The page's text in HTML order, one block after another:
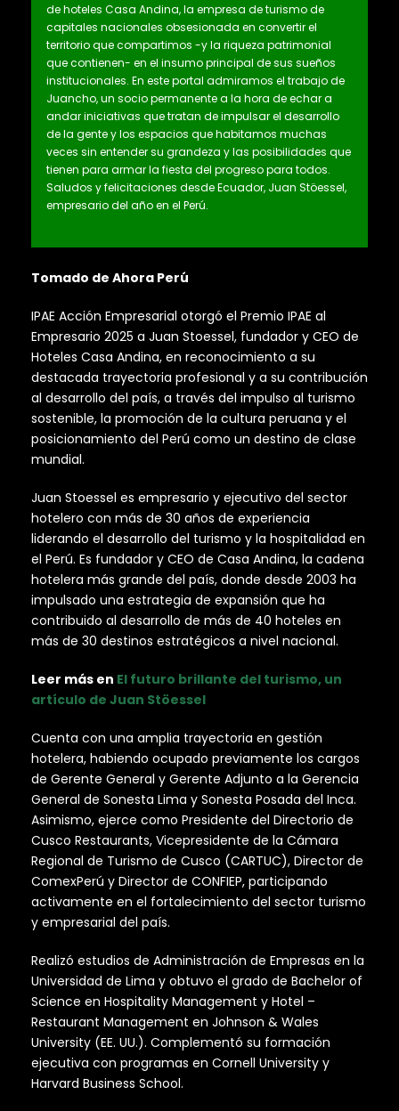
de hoteles Casa Andina, la empresa de turismo de
capitales nacionales obsesionada en convertir el
territorio que compartimos -y la riqueza patrimonial
que contienen- en el insumo principal de sus sueños
institucionales. En este portal admiramos el trabajo de
Juancho, un socio permanente a la hora de echar a
andar iniciativas que tratan de impulsar el desarrollo
de la gente y los espacios que habitamos muchas
veces sin entender su grandeza y las posibilidades que
tienen para armar la fiesta del progreso para todos.
Saludos y felicitaciones desde Ecuador, Juan Stöessel,
empresario del año en el Perú.
Tomado de Ahora Perú
IPAE Acción Empresarial otorgó el Premio IPAE al
Empresario 2025 a Juan Stoessel, fundador y CEO de
Hoteles Casa Andina, en reconocimiento a su
destacada trayectoria profesional y a su contribución
al desarrollo del país, a través del impulso al turismo
sostenible, la promoción de la cultura peruana y el
posicionamiento del Perú como un destino de clase
mundial.
Juan Stoessel es empresario y ejecutivo del sector
hotelero con más de 30 años de experiencia
liderando el desarrollo del turismo y la hospitalidad en
el Perú. Es fundador y CEO de Casa Andina, la cadena
hotelera más grande del país, donde desde 2003 ha
impulsado una estrategia de expansión que ha
contribuido al desarrollo de más de 40 hoteles en
más de 30 destinos estratégicos a nivel nacional.
Leer más en El futuro brillante del turismo, un
artículo de Juan Stöessel
Cuenta con una amplia trayectoria en gestión
hotelera, habiendo ocupado previamente los cargos
de Gerente General y Gerente Adjunto a la Gerencia
General de Sonesta Lima y Sonesta Posada del Inca.
Asimismo, ejerce como Presidente del Directorio de
Cusco Restaurants, Vicepresidente de la Cámara
Regional de Turismo de Cusco (CARTUC), Director de
ComexPerú y Director de CONFIEP, participando
activamente en el fortalecimiento del sector turismo
y empresarial del país.
Realizó estudios de Administración de Empresas en la
Universidad de Lima y obtuvo el grado de Bachelor of
Science en Hospitality Management y Hotel –
Restaurant Management en Johnson & Wales
University (EE. UU.). Complementó su formación
ejecutiva con programas en Cornell University y
Harvard Business School.